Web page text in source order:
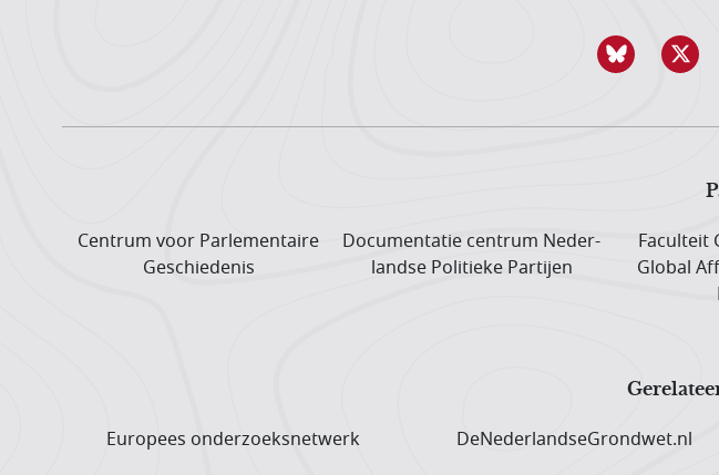
Centrum voor Parlementaire
Geschiedenis
Documentatie centrum Neder­
landse Politieke Partijen
Faculteit
Global
Europees onderzoeks­netwerk DeNederlandseGrondwet.nl